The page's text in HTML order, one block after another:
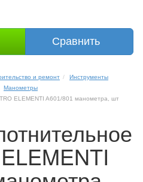
Сравнить
и ремонт
Инструменты
Манометры
ELEMENTI A601/801 манометра, шт